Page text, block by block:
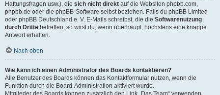
Haftungsfragen usw.), die sich nicht direkt auf die Websiten phpbb.com,
phpbb.de oder die phpBB-Software selbst beziehen. Falls du phpBB Limited
oder phpBB Deutschland e. V. E-Mails schreibst, die die Softwarenutzung
durch Dritte betreffen, so wirst du, wenn überhaupt, höchstens eine knappe
Antwort erhalten.
Nach oben
Wie kann ich einen Administrator des Boards kontaktieren?
Alle Benutzer des Boards können das Kontaktformular nutzen, wenn die
Funktion durch die Board-Administration aktiviert wurde.
Mitglieder des Boards können zusätzlich den Link „Das Team“ verwenden.